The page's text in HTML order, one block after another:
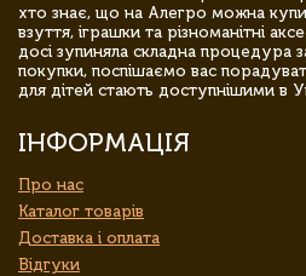
хто знає, що на Алегро можна
взуття, іграшки та різноманітні
досі зупиняла складна процедура
покупки, поспішаємо вас
для дітей стають доступнішими в
ІНФОРМАЦІЯ
Про нас
Каталог товарів
Доставка і оплата
Відгуки